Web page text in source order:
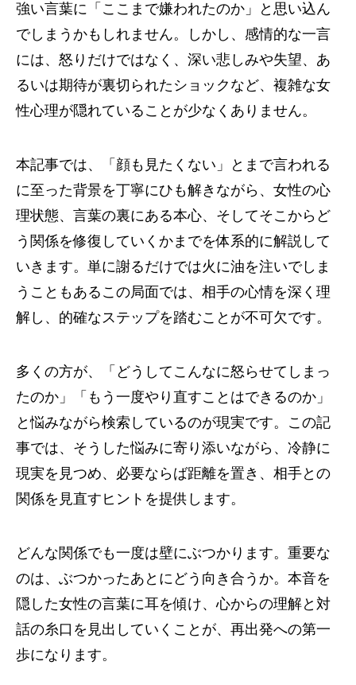
強い言葉に「ここまで嫌われたのか」と思い込ん
でしまうかもしれません。しかし、感情的な一言
には、怒りだけではなく、深い悲しみや失望、あ
るいは期待が裏切られたショックなど、複雑な女
性心理が隠れていることが少なくありません。
本記事では、「顔も見たくない」とまで言われる
に至った背景を丁寧にひも解きながら、女性の心
理状態、言葉の裏にある本心、そしてそこからど
う関係を修復していくかまでを体系的に解説して
いきます。単に謝るだけでは火に油を注いでしま
うこともあるこの局面では、相手の心情を深く理
解し、的確なステップを踏むことが不可欠です。
多くの方が、「どうしてこんなに怒らせてしまっ
たのか」「もう一度やり直すことはできるのか」
と悩みながら検索しているのが現実です。この記
事では、そうした悩みに寄り添いながら、冷静に
現実を見つめ、必要ならば距離を置き、相手との
関係を見直すヒントを提供します。
どんな関係でも一度は壁にぶつかります。重要な
のは、ぶつかったあとにどう向き合うか。本音を
隠した女性の言葉に耳を傾け、心からの理解と対
話の糸口を見出していくことが、再出発への第一
歩になります。